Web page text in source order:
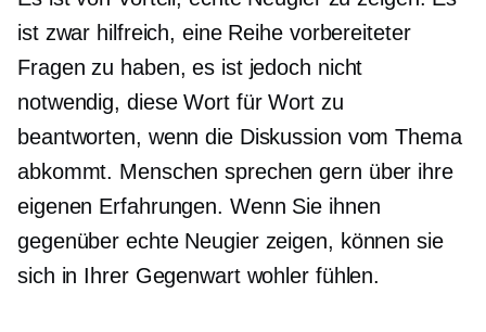
ist zwar hilfreich, eine Reihe vorbereiteter
Fragen zu haben, es ist jedoch nicht
notwendig, diese Wort für Wort zu
beantworten, wenn die Diskussion vom Thema
abkommt. Menschen sprechen gern über ihre
eigenen Erfahrungen. Wenn Sie ihnen
gegenüber echte Neugier zeigen, können sie
sich in Ihrer Gegenwart wohler fühlen.